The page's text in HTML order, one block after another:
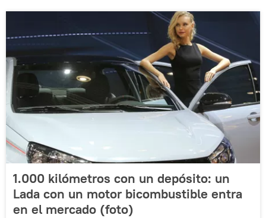
1.000 kilómetros con un depósito: un
Lada con un motor bicombustible entra
en el mercado (foto)